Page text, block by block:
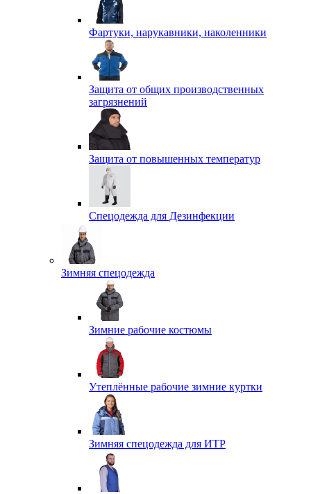
Фартуки, нарукавники, наколенники
Защита от общих производственных
загрязнений
Защита от повышенных температур
Спецодежда для Дезинфекции
Зимняя спецодежда
Зимние рабочие костюмы
Утеплённые рабочие зимние куртки
Зимняя спецодежда для ИТР